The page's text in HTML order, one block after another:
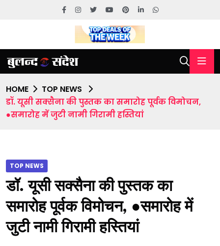
HOME
TOP NEWS
डॉ. यूसी सक्सैना की पुस्तक का समारोह पूर्वक विमोचन,
●समारोह में जुटी नामी गिरामी हस्तियां
TOP NEWS
डॉ. यूसी सक्सैना की पुस्तक का
समारोह पूर्वक विमोचन, ●समारोह में
जुटी नामी गिरामी हस्तियां